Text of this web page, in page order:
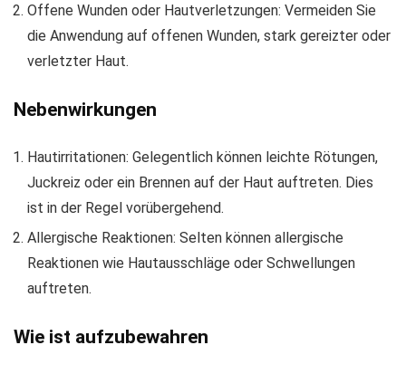
Offene Wunden oder Hautverletzungen: Vermeiden Sie
die Anwendung auf offenen Wunden, stark gereizter oder
verletzter Haut.
Nebenwirkungen
Hautirritationen: Gelegentlich können leichte Rötungen,
Juckreiz oder ein Brennen auf der Haut auftreten. Dies
ist in der Regel vorübergehend.
Allergische Reaktionen: Selten können allergische
Reaktionen wie Hautausschläge oder Schwellungen
auftreten.
Wie ist aufzubewahren